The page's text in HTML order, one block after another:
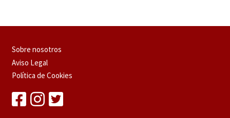
Sobre nosotros
Aviso Legal
Política de Cookies